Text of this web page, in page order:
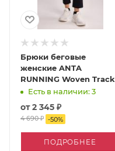
Брюки беговые
женские ANTA
RUNNING Woven Track
Есть в наличии: 3
от2 345 ₽
4 690 ₽ -50%
ПОДРОБНЕЕ